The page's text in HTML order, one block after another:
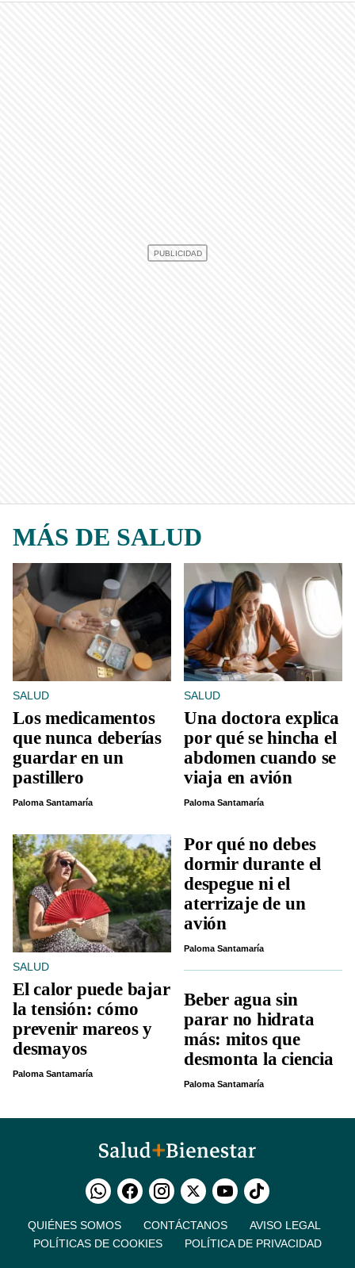
MÁS DE SALUD
SALUD
Los medicamentos
que nunca deberías
guardar en un
pastillero
Paloma Santamaría
SALUD
Una doctora explica
por qué se hincha el
abdomen cuando se
viaja en avión
Paloma Santamaría
SALUD
El calor puede bajar
la tensión: cómo
prevenir mareos y
desmayos
Paloma Santamaría
Por qué no debes
dormir durante el
despegue ni el
aterrizaje de un
avión
Paloma Santamaría
Beber agua sin
parar no hidrata
más: mitos que
desmonta la ciencia
Paloma Santamaría
QUIÉNES SOMOS CONTÁCTANOS
AVISO LEGAL
POLÍTICAS DE COOKIES
POLÍTICA DE PRIVACIDAD